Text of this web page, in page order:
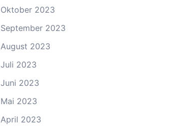
Oktober 2023
September 2023
August 2023
Juli 2023
Juni 2023
Mai 2023
April 2023